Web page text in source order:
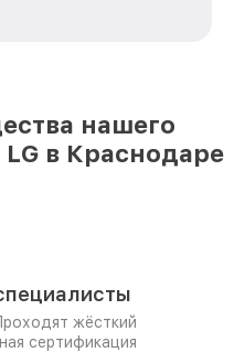
нашего
в Краснодаре
жёсткий
сертификация